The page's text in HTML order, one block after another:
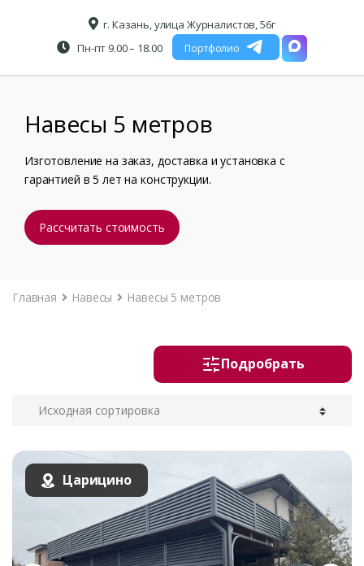
г. Казань, улица Журналистов, 56г
Пн-пт 9.00 – 18.00
Портфолио
Навесы 5 метров
Изготовление на заказ, доставка и установка с
гарантией в 5 лет на конструкции.
Рассчитать стоимость
Главная Навесы Навесы 5 метров
Подробрать
Царицино